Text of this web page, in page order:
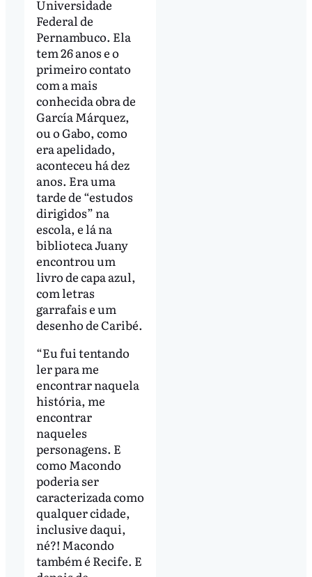
Universidade
Federal de
Pernambuco. Ela
tem 26 anos e o
primeiro contato
com a mais
conhecida obra de
García Márquez,
ou o Gabo, como
era apelidado,
aconteceu há dez
anos. Era uma
tarde de “estudos
dirigidos” na
escola, e lá na
biblioteca Juany
encontrou um
livro de capa azul,
com letras
garrafais e um
desenho de Caribé.
“Eu fui tentando
ler para me
encontrar naquela
história, me
encontrar
naqueles
personagens. E
como Macondo
poderia ser
caracterizada como
qualquer cidade,
inclusive daqui,
né?! Macondo
também é Recife. E